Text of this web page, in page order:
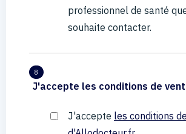
professionnel de santé
souhaite contacter.
8
J'accepte les conditions de
J'accepte les conditions